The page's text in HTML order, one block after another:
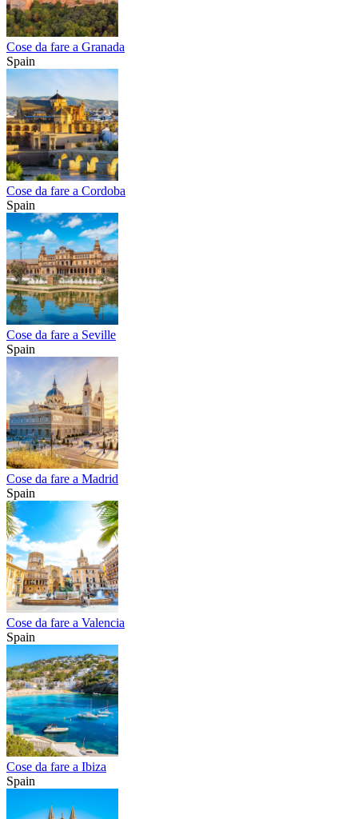
Cose da fare a Granada
Spain
Cose da fare a Cordoba
Spain
Cose da fare a Seville
Spain
Cose da fare a Madrid
Spain
Cose da fare a Valencia
Spain
Cose da fare a Ibiza
Spain